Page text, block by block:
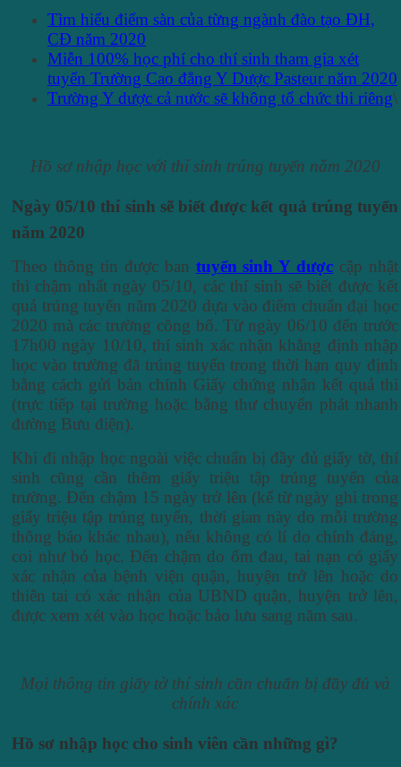
Tìm hiểu điểm sàn của từng ngành đào tạo ĐH,
CĐ năm 2020
Miễn 100% học phí cho thí sinh tham gia xét
tuyển Trường Cao đẳng Y Dược Pasteur năm 2020
Trường Y dược cả nước sẽ không tổ chức thi riêng\
Hồ sơ nhập học với thí sinh trúng tuyển năm 2020
Ngày 05/10 thí sinh sẽ biết được kết quả trúng tuyển
năm 2020
Theo thông tin được ban tuyển sinh Y dược cập nhật
thì chậm nhất ngày 05/10, các thí sinh sẽ biết được kết
quả trúng tuyển năm 2020 dựa vào điểm chuẩn đại học
2020 mà các trường công bố. Từ ngày 06/10 đến trước
17h00 ngày 10/10, thí sinh xác nhận khẳng định nhập
học vào trường đã trúng tuyển trong thời hạn quy định
bằng cách gửi bản chính Giấy chứng nhận kết quả thi
(trực tiếp tại trường hoặc bằng thư chuyển phát nhanh
đường Bưu điện).
Khi đi nhập học ngoài việc chuẩn bị đầy đủ giấy tờ, thí
sinh cũng cần thêm giấy triệu tập trúng tuyển của
trường. Đến chậm 15 ngày trở lên (kể từ ngày ghi trong
giấy triệu tập trúng tuyển, thời gian này do mỗi trường
thông báo khác nhau), nếu không có lí do chính đáng,
coi như bỏ học. Đến chậm do ốm đau, tai nạn có giấy
xác nhận của bệnh viện quận, huyện trở lên hoặc do
thiên tai có xác nhận của UBND quận, huyện trở lên,
được xem xét vào học hoặc bảo lưu sang năm sau.
Mọi thông tin giấy tờ thí sinh cần chuẩn bị đầy đủ và
chính xác
Hồ sơ nhập học cho sinh viên cần những gì?